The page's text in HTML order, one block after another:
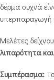
δέρμα συχνά
υπερπαραγωγή
Μελέτες
λιπαρότητα
Συμπέρασμα: